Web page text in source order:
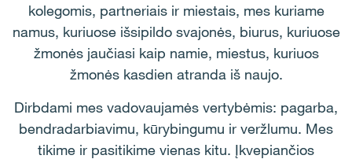
kolegomis, partneriais ir miestais, mes kuriame
namus, kuriuose išsipildo svajonės, biurus, kuriuose
žmonės jaučiasi kaip namie, miestus, kuriuos
žmonės kasdien atranda iš naujo.
Dirbdami mes vadovaujamės vertybėmis: pagarba,
bendradarbiavimu, kūrybingumu ir veržlumu. Mes
tikime ir pasitikime vienas kitu. Įkvepiančios